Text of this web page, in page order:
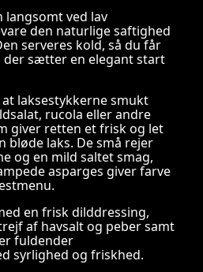
langsomt ved lav
den naturlige saftighed
serveres kold, så du får
sætter en elegant start
laksestykkerne smukt
rucola eller andre
giver retten et frisk og let
bløde laks. De små rejer
og en mild saltet smag,
asparges giver farve
en frisk dilddressing,
af havsalt og peber samt
fuldender
syrlighed og friskhed.